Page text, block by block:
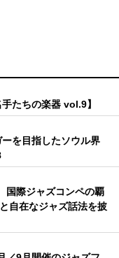
たちの楽器 vol.9】
ーを目指したソウル界
国際ジャズコンペの覇
自在なジャズ話法を披